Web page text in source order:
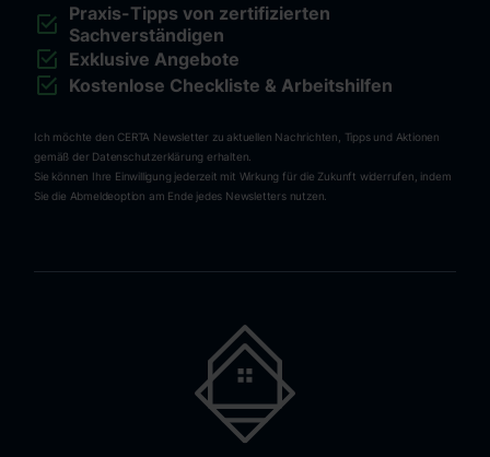
Praxis-Tipps von zertifizierten
Sachverständigen
Exklusive Angebote
Kostenlose Checkliste & Arbeitshilfen
Ich möchte den CERTA Newsletter zu aktuellen Nachrichten, Tipps und Aktionen
gemäß der Datenschutzerklärung erhalten.
Sie können Ihre Einwilligung jederzeit mit Wirkung für die Zukunft widerrufen, indem
Sie die Abmeldeoption am Ende jedes Newsletters nutzen.